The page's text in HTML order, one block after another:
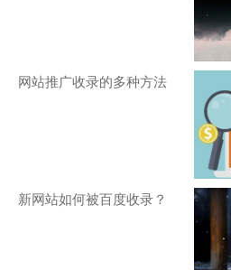
网站推广收录的多种方法
新网站如何被百度收录？